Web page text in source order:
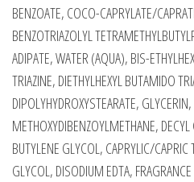
BENZOATE, COCO-CAPRYLATE/
BENZOTRIAZOLYL
ADIPATE, WATER (AQUA), BIS-
TRIAZINE, DIETHYLHEXYL BUTAMIDO
DIPOLYHYDROXYSTEARATE, GLYCERIN,
METHOXYDIBENZOYLMETHANE,
BUTYLENE GLYCOL, CAPRYLIC/CAPRIC
GLYCOL, DISODIUM EDTA,